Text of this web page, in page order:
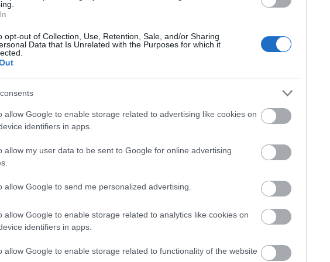
opt-out of Collection, Use, Retention, Sale, and/or Sharing
Data that Is Unrelated with the Purposes for which it
allow Google to enable storage related to advertising like cookies on
identifiers in apps.
allow my user data to be sent to Google for online advertising
allow Google to send me personalized advertising.
allow Google to enable storage related to analytics like cookies on
identifiers in apps.
allow Google to enable storage related to functionality of the website
akik megszenvedték azt, hogy németek,
a német nyelvet - fogalmazott.
lelkészi elnöke, Felföldi László pécsi
Egyház püspöke tartott több mint kétszáz
a Német Szövetségi Köztársaság budapesti
a Tolna Megyei Német
emlékművet, Szatmári Juhos László
a győztes nagyhatalmak abban állapodtak meg,
maradt német lakosságot "szervezett és
Németországba.
a magyarországi németek elhurcolásának és
hagyta el Magyarországot az elüldözött német